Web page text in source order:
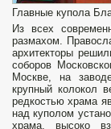
Главные купола
Из всех
размахом.
архитекторы
соборов
Москве, на
крупный колокол
редкостью храма
над куполом
храма, высоко